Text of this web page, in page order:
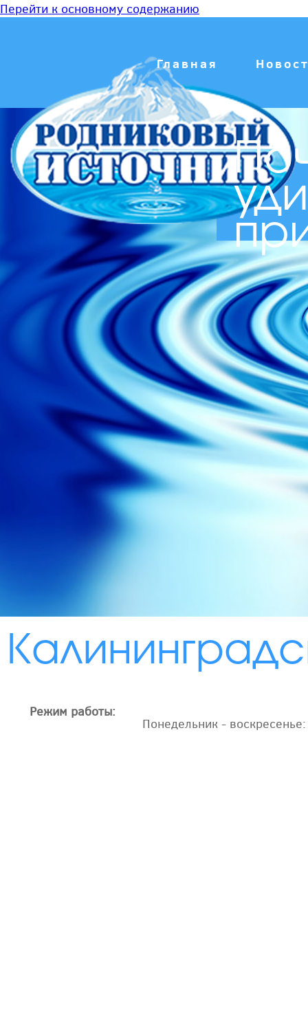
Перейти к основному содержанию
Главная
Режим работы:
Понедельник -